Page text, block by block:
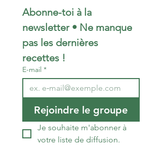
Moelleuse (Sans Œufs)
Abonne-toi à la
newsletter • Ne manque
pas les dernières
recettes !
E-mail *
Rejoindre le groupe
Je souhaite m'abonner à
votre liste de diffusion.